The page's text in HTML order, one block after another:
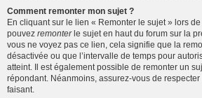
Comment remonter mon sujet ?
En cliquant sur le lien « Remonter le sujet » lors
pouvez remonterle sujet en haut du forum sur la
vous ne voyez pas ce lien, cela signifie que la
désactivée ou que l’intervalle de temps pour
atteint. Il est également possible de remonter un
répondant. Néanmoins, assurez-vous de
faisant.